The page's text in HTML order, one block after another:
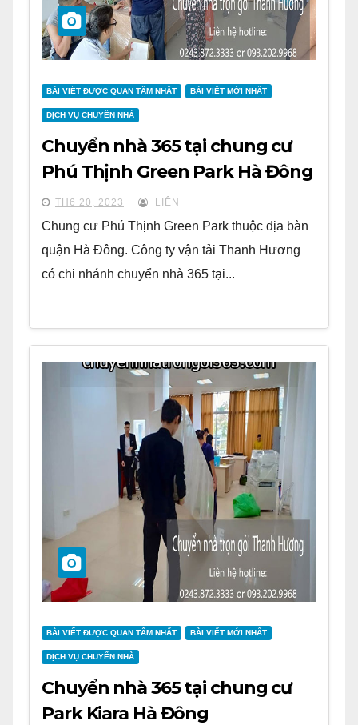
BÀI VIẾT ĐƯỢC QUAN TÂM NHẤT BÀI VIẾT MỚI NHẤT
DỊCH VỤ CHUYỂN NHÀ
Chuyển nhà 365 tại chung cư
Phú Thịnh Green Park Hà Đông
TH6 20, 2023 LIÊN
Chung cư Phú Thịnh Green Park thuộc địa bàn
quận Hà Đông. Công ty vận tải Thanh Hương
có chi nhánh chuyển nhà 365 tại...
BÀI VIẾT ĐƯỢC QUAN TÂM NHẤT BÀI VIẾT MỚI NHẤT
DỊCH VỤ CHUYỂN NHÀ
Chuyển nhà 365 tại chung cư
Park Kiara Hà Đông